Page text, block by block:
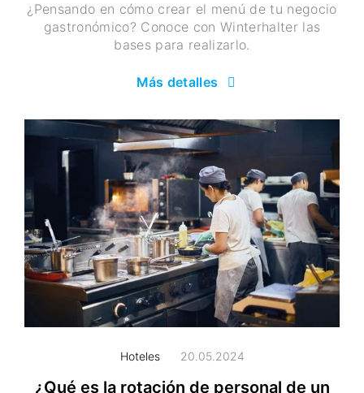
¿Pensando en cómo crear el menú de tu negocio
gastronómico? Conoce con Winterhalter las
bases para realizarlo.
Más detalles
Hoteles 20.05.2024
¿Qué es la rotación de personal de un